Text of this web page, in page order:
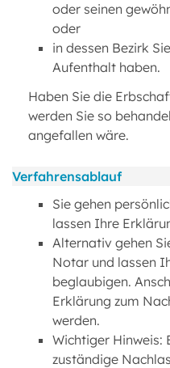
oder seinen
oder
in dessen Bezirk
Aufenthalt haben.
Haben Sie die
werden Sie so
angefallen wäre.
Verfahrensablauf
Sie gehen
lassen Ihre
Alternativ gehen
Notar und lassen
beglaubigen.
Erklärung zum
werden.
Wichtiger Hinweis:
zuständige